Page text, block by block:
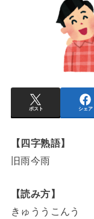
ポスト シェア
【四字熟語】
旧雨今雨
【読み方】
きゅううこんう